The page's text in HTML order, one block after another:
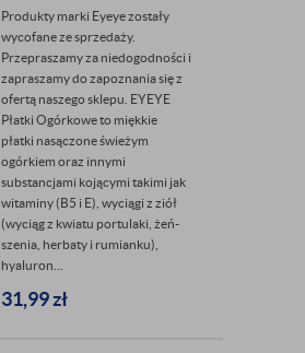
Produkty marki Eyeye zostały
wycofane ze sprzedaży.
Przepraszamy za niedogodności i
zapraszamy do zapoznania się z
ofertą naszego sklepu. EYEYE
Płatki Ogórkowe to miękkie
płatki nasączone świeżym
ogórkiem oraz innymi
substancjami kojącymi takimi jak
witaminy (B5 i E), wyciągi z ziół
(wyciąg z kwiatu portulaki, żeń-
szenia, herbaty i rumianku),
hyaluron...
31,99zł